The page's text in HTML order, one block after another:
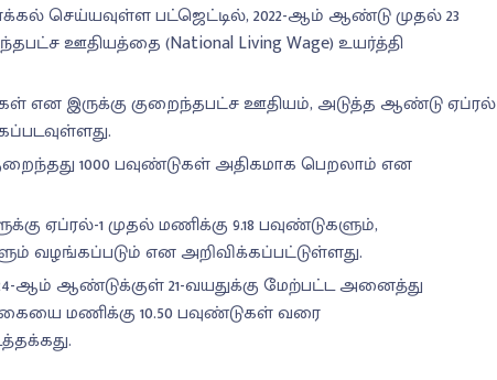
செய்யவுள்ள பட்ஜெட்டில், 2022-ஆம் ஆண்டு முதல் 23
ஊதியத்தை (National Living Wage) உயர்த்தி
என இருக்கு குறைந்தபட்ச ஊதியம், அடுத்த ஆண்டு ஏப்ரல்
1000 பவுண்டுகள் அதிகமாக பெறலாம் என
ஏப்ரல்-1 முதல் மணிக்கு 9.18 பவுண்டுகளும்,
வழங்கப்படும் என அறிவிக்கப்பட்டுள்ளது.
ஆண்டுக்குள் 21-வயதுக்கு மேற்பட்ட அனைத்து
மணிக்கு 10.50 பவுண்டுகள் வரை